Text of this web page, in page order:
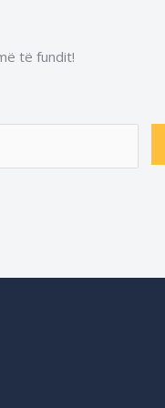
të fundit!